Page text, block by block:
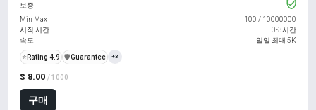
$ 8.00 / 1000
구매
보증
Min Max
100 / 10000000
시작 시간
0-3시간
속도
일일 최대 5K
⭐ Rating 4.9 ️🛡️Guarantee +3